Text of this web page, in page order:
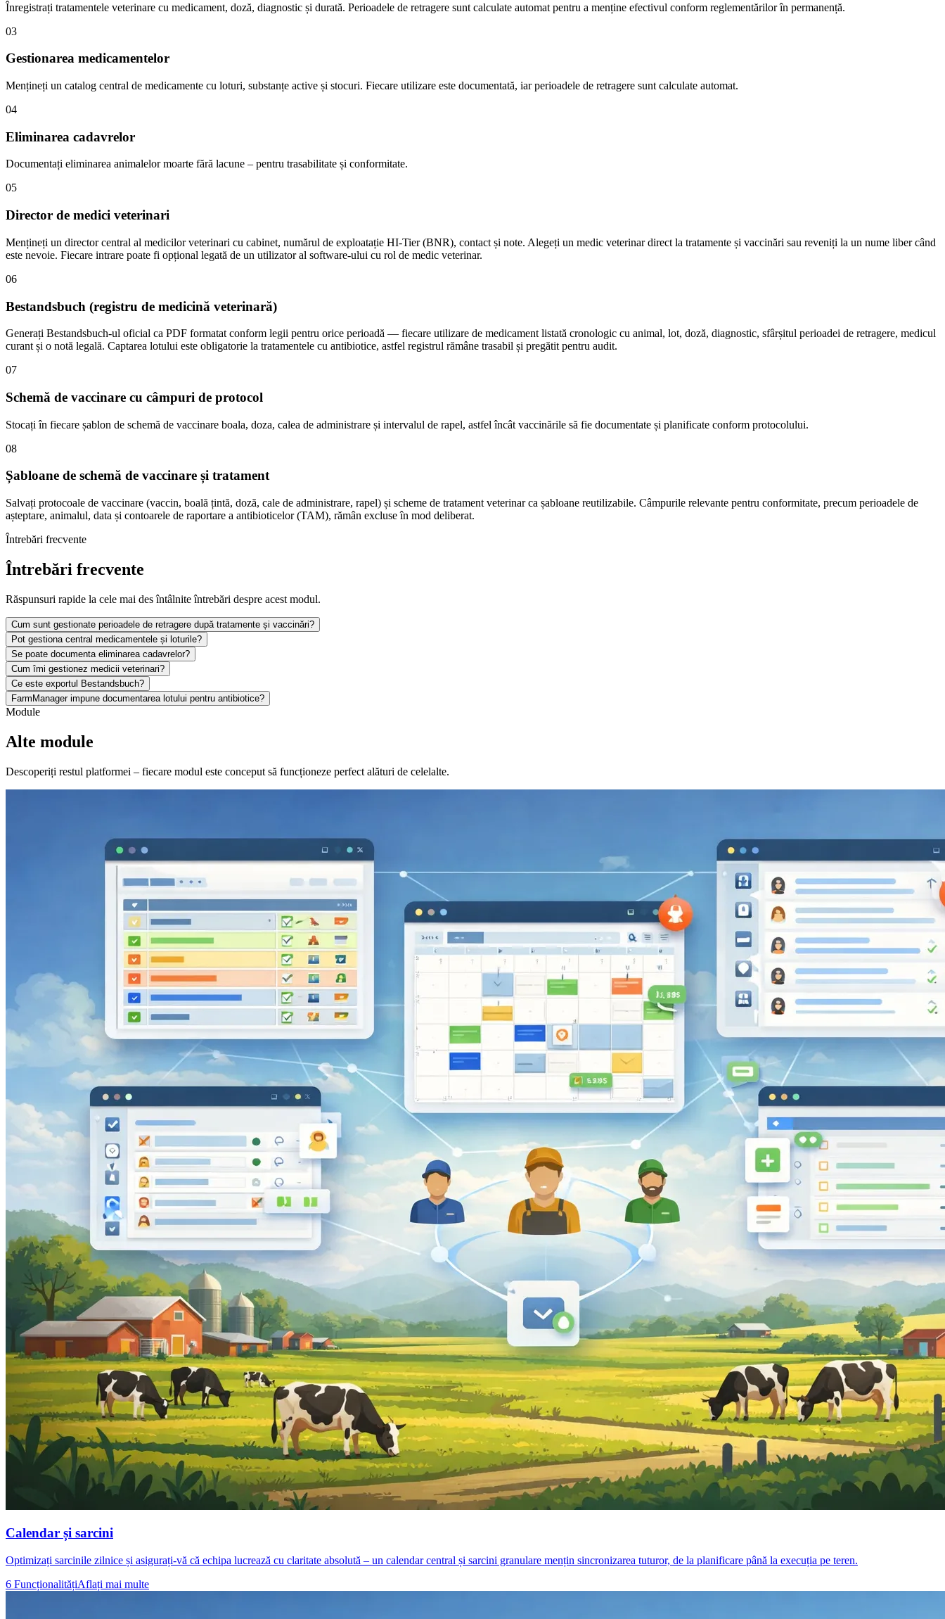
Înregistrați tratamentele veterinare cu medicament, doză, diagnostic și durată. Perioadele de retragere sunt calculate automat pentru a menține efectivul conform reglementărilor în permanență.
03
Gestionarea medicamentelor
Mențineți un catalog central de medicamente cu loturi, substanțe active și stocuri. Fiecare utilizare este documentată, iar perioadele de retragere sunt calculate automat.
04
Eliminarea cadavrelor
Documentați eliminarea animalelor moarte fără lacune – pentru trasabilitate și conformitate.
05
Director de medici veterinari
Mențineți un director central al medicilor veterinari cu cabinet, numărul de exploatație HI-Tier (BNR), contact și note. Alegeți un medic veterinar direct la tratamente și vaccinări sau reveniți la un nume liber când
este nevoie. Fiecare intrare poate fi opțional legată de un utilizator al software-ului cu rol de medic veterinar.
06
Bestandsbuch (registru de medicină veterinară)
Generați Bestandsbuch-ul oficial ca PDF formatat conform legii pentru orice perioadă — fiecare utilizare de medicament listată cronologic cu animal, lot, doză, diagnostic, sfârșitul perioadei de retragere, medicul
curant și o notă legală. Captarea lotului este obligatorie la tratamentele cu antibiotice, astfel registrul rămâne trasabil și pregătit pentru audit.
07
Schemă de vaccinare cu câmpuri de protocol
Stocați în fiecare șablon de schemă de vaccinare boala, doza, calea de administrare și intervalul de rapel, astfel încât vaccinările să fie documentate și planificate conform protocolului.
08
Șabloane de schemă de vaccinare și tratament
Salvați protocoale de vaccinare (vaccin, boală țintă, doză, cale de administrare, rapel) și scheme de tratament veterinar ca șabloane reutilizabile. Câmpurile relevante pentru conformitate, precum perioadele de
așteptare, animalul, data și contoarele de raportare a antibioticelor (TAM), rămân excluse în mod deliberat.
Întrebări frecvente
Întrebări frecvente
Răspunsuri rapide la cele mai des întâlnite întrebări despre acest modul.
Cum sunt gestionate perioadele de retragere după tratamente și vaccinări?
Pot gestiona central medicamentele și loturile?
Se poate documenta eliminarea cadavrelor?
Cum îmi gestionez medicii veterinari?
Ce este exportul Bestandsbuch?
FarmManager impune documentarea lotului pentru antibiotice?
Module
Alte module
Descoperiți restul platformei – fiecare modul este conceput să funcționeze perfect alături de celelalte.
Calendar și sarcini
Optimizați sarcinile zilnice și asigurați-vă că echipa lucrează cu claritate absolută – un calendar central și sarcini granulare mențin sincronizarea tuturor, de la planificare până la execuția pe teren.
6 FuncționalitățiAflați mai multe